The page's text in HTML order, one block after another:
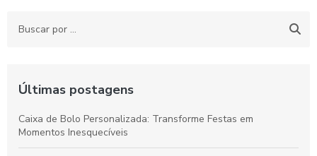
Últimas postagens
Caixa de Bolo Personalizada: Transforme Festas em
Momentos Inesquecíveis